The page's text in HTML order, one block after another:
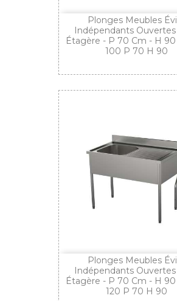
Plonges Meubles
Indépendants Ouvertes
Étagère - P 70 Cm - H
100 P 70 H 90
Plonges Meubles
Indépendants Ouvertes
Étagère - P 70 Cm - H
120 P 70 H 90